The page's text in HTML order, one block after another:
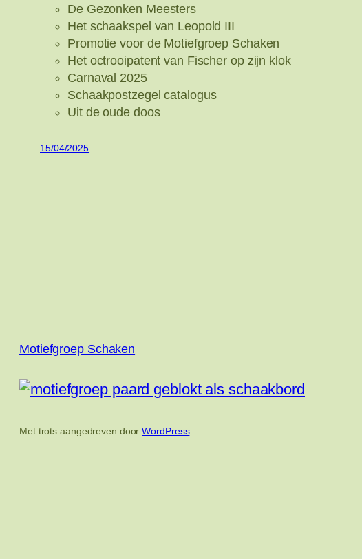
De Gezonken Meesters
Het schaakspel van Leopold III
Promotie voor de Motiefgroep Schaken
Het octrooipatent van Fischer op zijn klok
Carnaval 2025
Schaakpostzegel catalogus
Uit de oude doos
15/04/2025
Motiefgroep Schaken
Met trots aangedreven doorWordPress